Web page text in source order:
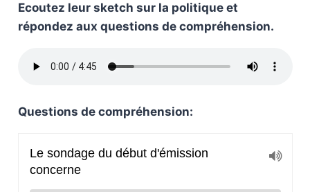
Ecoutez leur sketch sur la politique et
répondez aux questions de compréhension.
Questions de compréhension: